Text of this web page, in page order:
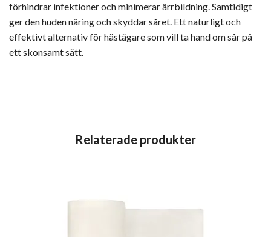
förhindrar infektioner och minimerar ärrbildning. Samtidigt
ger den huden näring och skyddar såret. Ett naturligt och
effektivt alternativ för hästägare som vill ta hand om sår på
ett skonsamt sätt.